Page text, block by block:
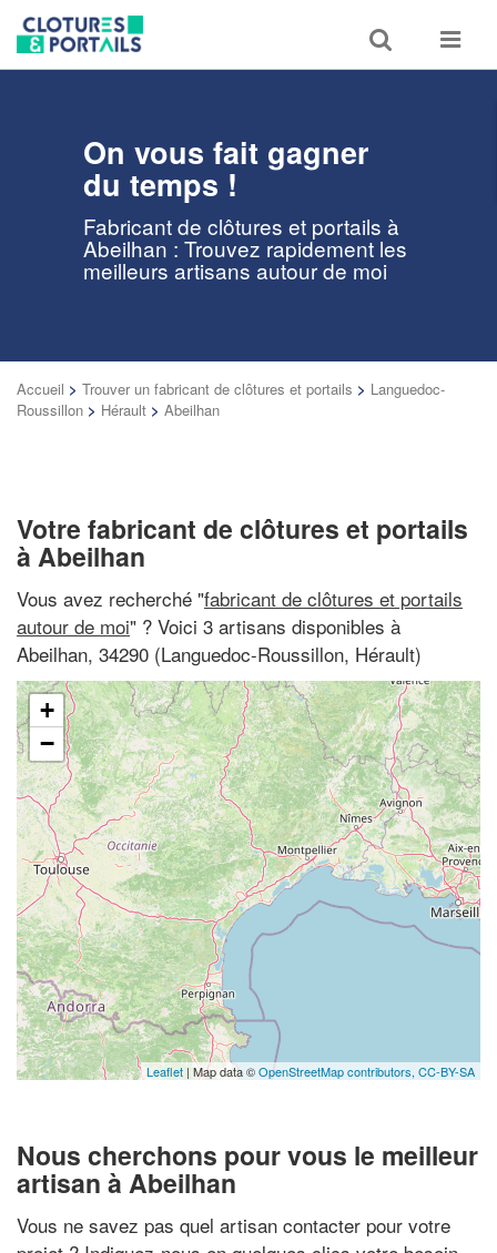
Toggle
search
Toggle
On vous fait gagner
du temps !
Fabricant de clôtures et portails à
Abeilhan : Trouvez rapidement les
meilleurs artisans autour de moi
Accueil > Trouver un fabricant de clôtures et portails > Languedoc-
Roussillon > Hérault > Abeilhan
Votre fabricant de clôtures et portails
à Abeilhan
Vous avez recherché "fabricant de clôtures et portails
autour de moi" ? Voici 3 artisans disponibles à
Abeilhan, 34290 (Languedoc-Roussillon, Hérault)
+
−
Leaflet | Map data ©OpenStreetMap contributors, CC-BY-SA
Nous cherchons pour vous le meilleur
artisan à Abeilhan
Vous ne savez pas quel artisan contacter pour votre